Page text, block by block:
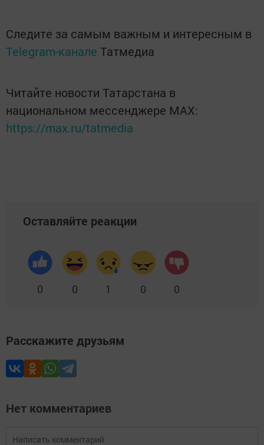
Следите за самым важным и интересным в
Telegram-канале Татмедиа
Читайте новости Татарстана в
национальном мессенджере MАХ:
https://max.ru/tatmedia
Оставляйте реакции
0 0 1 0 0
Расскажите друзьям
Нет комментариев